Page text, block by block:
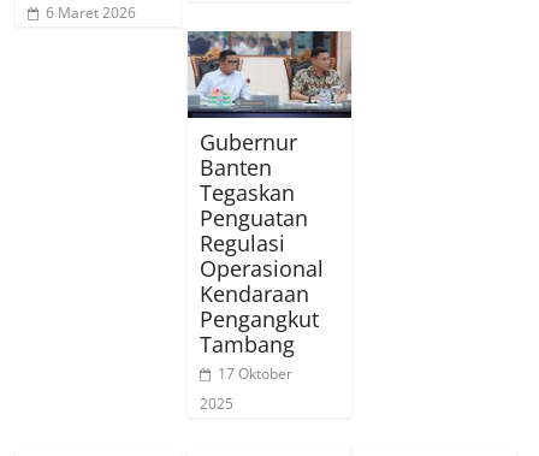
6 Maret 2026
Gubernur
Banten
Tegaskan
Penguatan
Regulasi
Operasional
Kendaraan
Pengangkut
Tambang
17 Oktober
2025